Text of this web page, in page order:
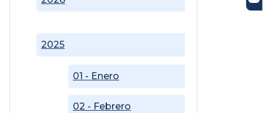
2025
01 - Enero
02 - Febrero